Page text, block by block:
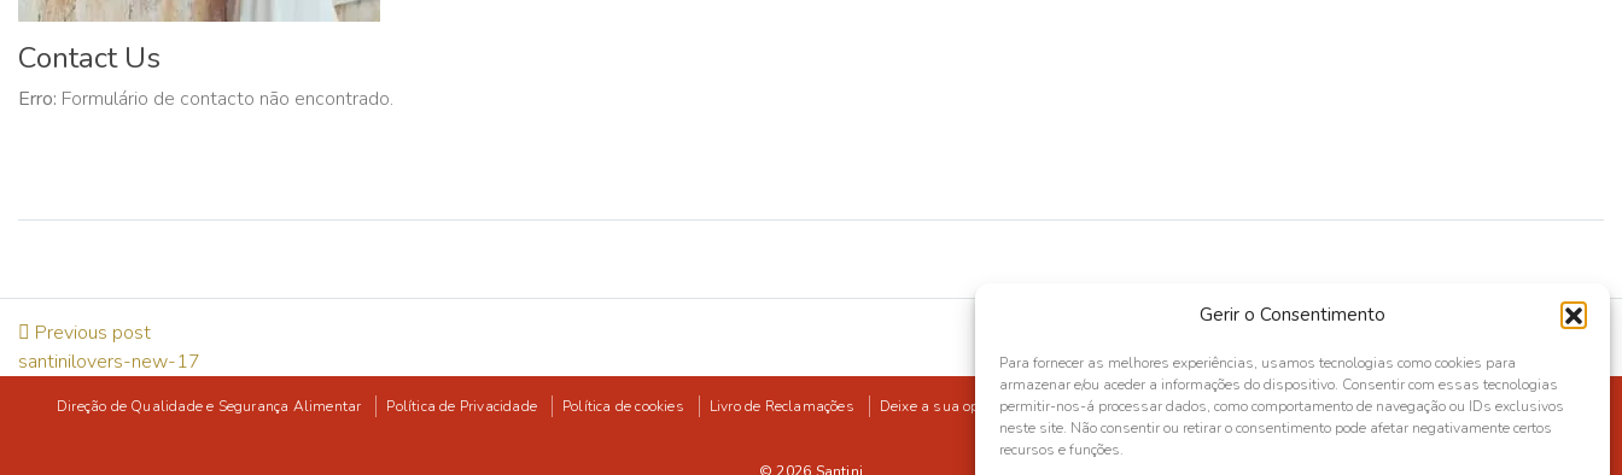
Gerir o Consentimento
Para fornecer as melhores experiências, usamos tecnologias como cookies para
armazenar e/ou aceder a informações do dispositivo. Consentir com essas tecnologias
permitir-nos-á processar dados, como comportamento de navegação ou IDs exclusivos
neste site. Não consentir ou retirar o consentimento pode afetar negativamente certos
recursos e funções.
Contact Us
Erro: Formulário de contacto não encontrado.
Previous post
santinilovers-new-17
Direção de Qualidade e Segurança Alimentar Política de Privacidade Política de cookies Livro de Reclamações Deixe a sua opinião